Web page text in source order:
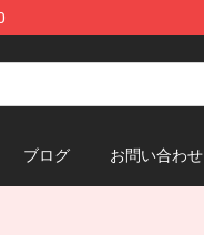
ブログ お問い合わせ